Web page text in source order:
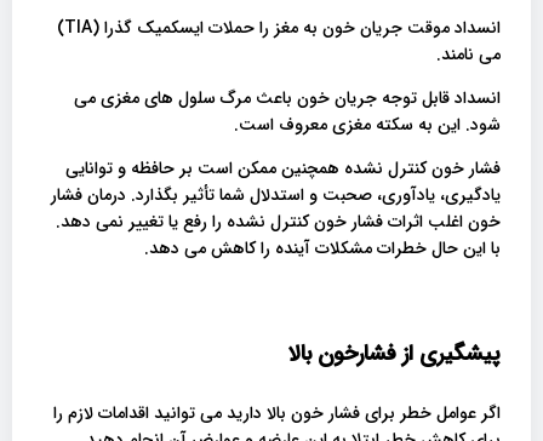
انسداد موقت جریان خون به مغز را حملات ایسکمیک گذرا (TIA)
می نامند.
انسداد قابل توجه جریان خون باعث مرگ سلول های مغزی می
شود. این به سکته مغزی معروف است.
فشار خون کنترل نشده همچنین ممکن است بر حافظه و توانایی
یادگیری، یادآوری، صحبت و استدلال شما تأثیر بگذارد. درمان فشار
خون اغلب اثرات فشار خون کنترل نشده را رفع یا تغییر نمی دهد.
با این حال خطرات مشکلات آینده را کاهش می دهد.
پیشگیری از فشارخون بالا
اگر عوامل خطر برای فشار خون بالا دارید می توانید اقدامات لازم را